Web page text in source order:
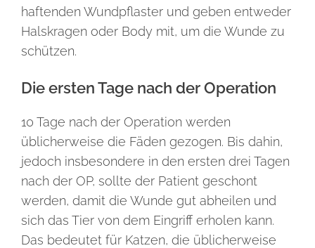
haftenden Wundpflaster und geben entweder
Halskragen oder Body mit, um die Wunde zu
schützen.
Die ersten Tage nach der Operation
10 Tage nach der Operation werden
üblicherweise die Fäden gezogen. Bis dahin,
jedoch insbesondere in den ersten drei Tagen
nach der OP, sollte der Patient geschont
werden, damit die Wunde gut abheilen und
sich das Tier von dem Eingriff erholen kann.
Das bedeutet für Katzen, die üblicherweise